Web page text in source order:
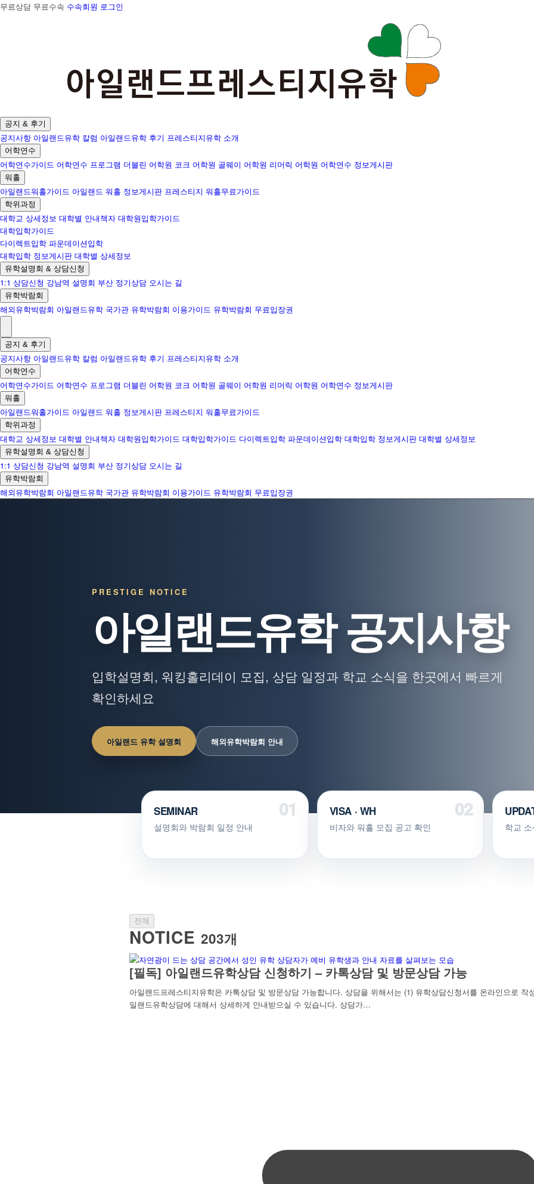
무료상담 무료수속 수속회원 로그인
공지 & 후기
공지사항 아일랜드유학 칼럼 아일랜드유학 후기 프레스티지유학 소개
어학연수
어학연수가이드 어학연수 프로그램 더블린 어학원 코크 어학원 골웨이 어학원 리머릭 어학원 어학연수 정보게시판
워홀
아일랜드워홀가이드 아일랜드 워홀 정보게시판 프레스티지 워홀무료가이드
학위과정
대학교 상세정보 대학별 안내책자 대학원입학가이드
대학입학가이드
다이렉트입학 파운데이션입학
대학입학 정보게시판 대학별 상세정보
유학설명회 & 상담신청
1:1 상담신청 강남역 설명회 부산 정기상담 오시는 길
유학박람회
해외유학박람회 아일랜드유학 국가관 유학박람회 이용가이드 유학박람회 무료입장권
공지 & 후기
공지사항 아일랜드유학 칼럼 아일랜드유학 후기 프레스티지유학 소개
어학연수
어학연수가이드 어학연수 프로그램 더블린 어학원 코크 어학원 골웨이 어학원 리머릭 어학원 어학연수 정보게시판
워홀
아일랜드워홀가이드 아일랜드 워홀 정보게시판 프레스티지 워홀무료가이드
학위과정
대학교 상세정보 대학별 안내책자 대학원입학가이드 대학입학가이드 다이렉트입학 파운데이션입학 대학입학 정보게시판 대학별 상세정보
유학설명회 & 상담신청
1:1 상담신청 강남역 설명회 부산 정기상담 오시는 길
유학박람회
해외유학박람회 아일랜드유학 국가관 유학박람회 이용가이드 유학박람회 무료입장권
PRESTIGE NOTICE
아일랜드유학 공지사항
입학설명회, 워킹홀리데이 모집, 상담 일정과 학교 소식을 한곳에서 빠르게
확인하세요
아일랜드 유학 설명회 해외유학박람회 안내
SEMINAR
설명회와 박람회 일정 안내
VISA · WH
비자와 워홀 모집 공고 확인 학교
전체
NOTICE 203개
[필독] 아일랜드유학상담 신청하기 – 카톡상담 및 방문상담 가능
아일랜드프레스티지유학은 카톡상담 및 방문상담 가능합니다. 상담을 위해서는 (1) 유학상담신청서를 온라인으로
일랜드유학상담에 대해서 상세하게 안내받으실 수 있습니다. 상담가…